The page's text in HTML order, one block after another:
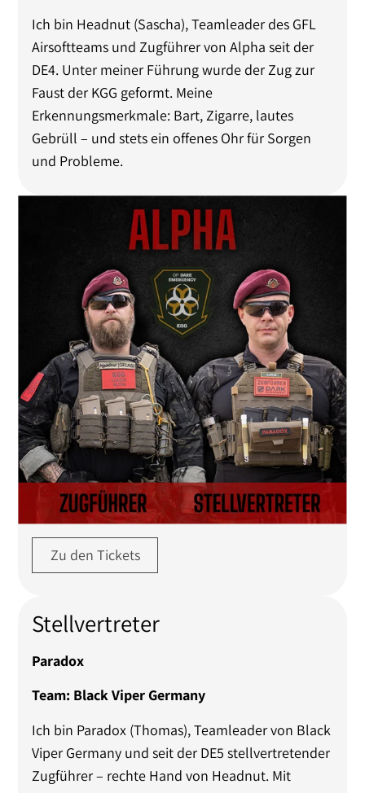
Ich bin Headnut (Sascha), Teamleader des GFL
Airsoftteams und Zugführer von Alpha seit der
DE4. Unter meiner Führung wurde der Zug zur
Faust der KGG geformt. Meine
Erkennungsmerkmale: Bart, Zigarre, lautes
Gebrüll – und stets ein offenes Ohr für Sorgen
und Probleme.
Zu den Tickets
Stellvertreter
Paradox
Team: Black Viper Germany
Ich bin Paradox (Thomas), Teamleader von Black
Viper Germany und seit der DE5 stellvertretender
Zugführer – rechte Hand von Headnut. Mit